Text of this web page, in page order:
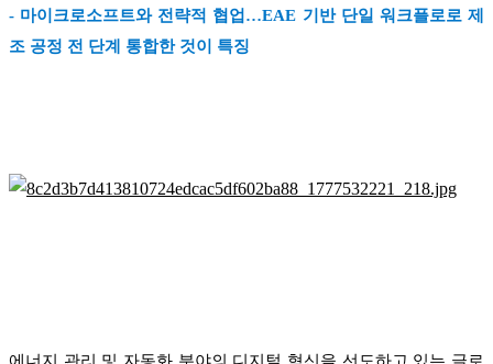
- 마이크로소프트와 전략적 협업…EAE 기반 단일 워크플로로 제
조 공정 전 단계 통합한 것이 특징